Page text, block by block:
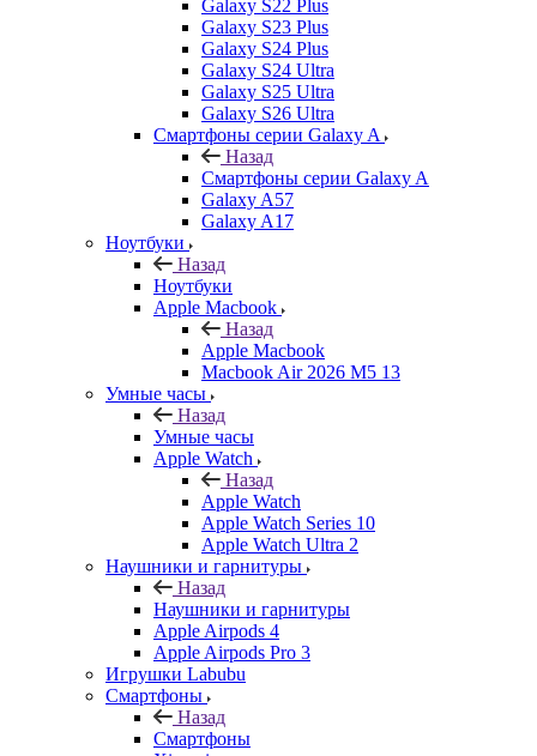
Galaxy S22 Plus
Galaxy S23 Plus
Galaxy S24 Plus
Galaxy S24 Ultra
Galaxy S25 Ultra
Galaxy S26 Ultra
Смартфоны серии Galaxy A
Назад
Смартфоны серии Galaxy A
Galaxy A57
Galaxy A17
Ноутбуки
Назад
Ноутбуки
Apple Macbook
Назад
Apple Macbook
Macbook Air 2026 M5 13
Умные часы
Назад
Умные часы
Apple Watch
Назад
Apple Watch
Apple Watch Series 10
Apple Watch Ultra 2
Наушники и гарнитуры
Назад
Наушники и гарнитуры
Apple Airpods 4
Apple Airpods Pro 3
Игрушки Labubu
Смартфоны
Назад
Смартфоны